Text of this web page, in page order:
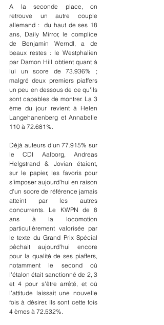
A la seconde place, on
retrouve un autre couple
allemand :  du haut de ses 18
ans, Daily Mirror, le complice
de Benjamin Werndl, a de
beaux restes : le Westphalien
par Damon Hill obtient quant à
lui un score de 73.936% ;
malgré deux premiers piaffers
un peu en dessous de ce qu'ils
sont capables de montrer. La 3
ème du jour revient à Helen
Langehanenberg et Annabelle
110 à 72.681%.
Déjà auteurs d'un 77.915% sur
le CDI Aalborg, Andreas
Helgstrand & Jovian étaient,
sur le papier, les favoris pour
s'imposer aujourd'hui en raison
d'un score de référence jamais
atteint par les autres
concurrents. Le KWPN de 8
ans à la locomotion
particulièrement valorisée par
le texte du Grand Prix Spécial
pêchait aujourd'hui encore
pour la qualité de ses piaffers,
notamment le second où
l'étalon était sanctionné de 2, 3
et 4 pour s'être arrêté, et où
l'attitude laissait une nouvelle
fois à désirer. Ils sont cette fois
4 èmes à 72.532%.